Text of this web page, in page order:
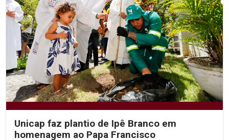
Unicap faz plantio de Ipê Branco em
homenagem ao Papa Francisco